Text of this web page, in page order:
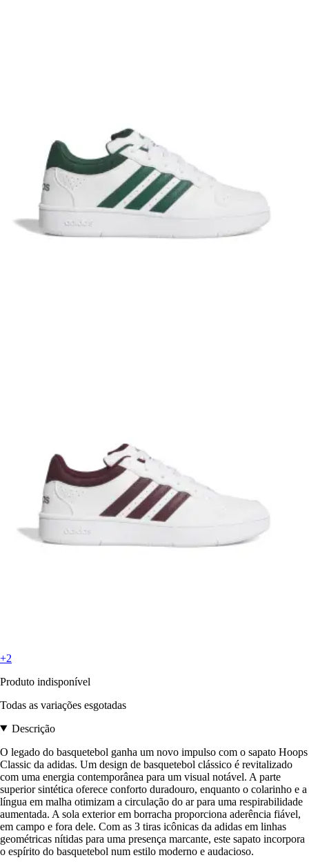
+2
Produto indisponível
Todas as variações esgotadas
Descrição
O legado do basquetebol ganha um novo impulso com o sapato Hoops
Classic da adidas. Um design de basquetebol clássico é revitalizado
com uma energia contemporânea para um visual notável. A parte
superior sintética oferece conforto duradouro, enquanto o colarinho e a
língua em malha otimizam a circulação do ar para uma respirabilidade
aumentada. A sola exterior em borracha proporciona aderência fiável,
em campo e fora dele. Com as 3 tiras icônicas da adidas em linhas
geométricas nítidas para uma presença marcante, este sapato incorpora
o espírito do basquetebol num estilo moderno e audacioso.